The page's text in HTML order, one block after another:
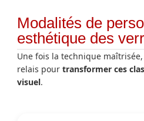
Modalités de
esthétique des
Une fois la technique
relais pour transformer ces
visuel.